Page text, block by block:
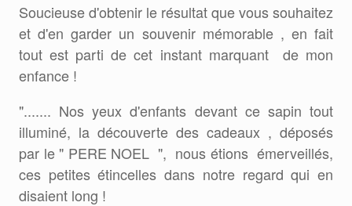
Soucieuse d'obtenir le résultat que vous souhaitez
et d'en garder un souvenir mémorable , en fait
tout est parti de cet instant marquant de mon
enfance !
"....... Nos yeux d'enfants devant ce sapin tout
illuminé, la découverte des cadeaux , déposés
par le " PERE NOEL ", nous étions émerveillés,
ces petites étincelles dans notre regard qui en
disaient long !